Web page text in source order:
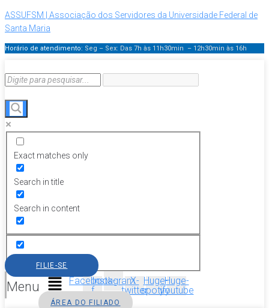
ASSUFSM | Associação dos Servidores da Universidade Federal de
Santa Maria
Horário de atendimento: Seg – Sex: Das 7h às 11h30min – 12h30min às 16h
Exact matches only
Search in title
Search in content
Menu
FILIE-SE
Facebook-
f
InstagramX-
twitter
Huge-
spotify
Huge-
youtube
ÁREA DO FILIADO